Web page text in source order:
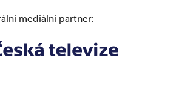
mediální partner: